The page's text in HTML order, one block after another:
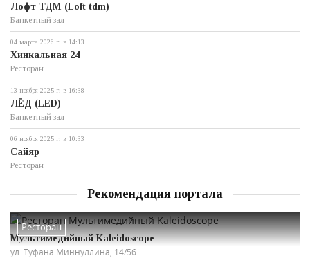
Лофт ТДМ (Loft tdm)
Банкетный зал
04 марта 2026 г. в 14:13
Хинкальная 24
Ресторан
13 ноября 2025 г. в 16:38
ЛЁД (LED)
Банкетный зал
06 ноября 2025 г. в 10:33
Сайяр
Ресторан
Рекомендация портала
Ресторан
Мультимедийный Kaleidoscope
ул. Туфана Миннуллина, 14/56